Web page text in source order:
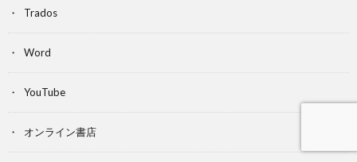
Trados
Word
YouTube
オンライン書店